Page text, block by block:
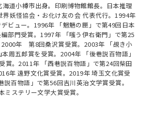
海道小樽市出身。印刷博物館館長。日本推理
界妖怪協会・お化け友の会 代表代行。1994年
デビュー。1996年 「魍魎の匣」で第49回日本
部門受賞。1997年 「嗤う伊右衛門」で第25
年 第8回桑沢賞受賞。2003年 「覘き小
周五郎賞を受賞。2004年 「後巷説百物語」
賞。2011年 「西巷説百物語」で第24回柴田
年 遠野文化賞受賞。2019年 埼玉文化賞受
説百物語」で第56回吉川英治文学賞受賞。
ミステリー文学大賞受賞。